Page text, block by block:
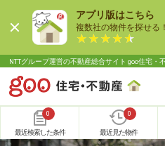
アプリ版はこちら
複数社の物件を探せる！
NTTグループ運営の不動産総合サイト goo住宅・
0
最近検索した条件
0
最近見た物件